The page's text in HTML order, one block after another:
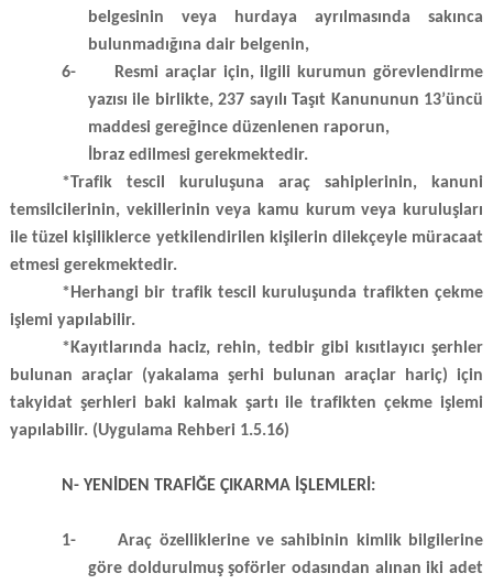
belgesinin veya hurdaya ayrılmasında sakınca
bulunmadığına dair belgenin,
6-
Resmi araçlar için, ilgili kurumun görevlendirme
yazısı ile birlikte, 237 sayılı Taşıt Kanununun 13’üncü
maddesi gereğince düzenlenen raporun,
İbraz edilmesi gerekmektedir.
*Trafik tescil kuruluşuna araç sahiplerinin, kanuni
temsilcilerinin, vekillerinin veya kamu kurum veya kuruluşları
ile tüzel kişiliklerce yetkilendirilen kişilerin dilekçeyle müracaat
etmesi gerekmektedir.
*Herhangi bir trafik tescil kuruluşunda trafikten çekme
işlemi yapılabilir.
*Kayıtlarında haciz, rehin, tedbir gibi kısıtlayıcı şerhler
bulunan araçlar (yakalama şerhi bulunan araçlar hariç) için
takyidat şerhleri baki kalmak şartı ile trafikten çekme işlemi
yapılabilir. (Uygulama Rehberi 1.5.16)
N- YENİDEN TRAFİĞE ÇIKARMA İŞLEMLERİ:
1-
Araç özelliklerine ve sahibinin kimlik bilgilerine
göre doldurulmuş şoförler odasından alınan iki adet